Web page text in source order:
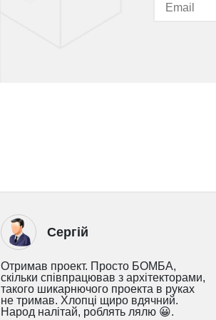
Сергій
Отримав проект. Просто БОМБА,
скільки співпрацював з архітекторами,
такого шикарнючого проекта в руках
не тримав. Хлопці щиро вдячний.
Народ налітай, роблять лялю 😀.